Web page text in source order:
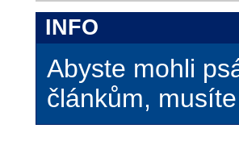
INFO
Abyste mohli
článkům,